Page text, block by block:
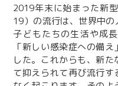
2019年末に始まった新
19）の流行は、世界中の
子どもたちの生活や成
「新しい感染症への備
した。これからも、新
て抑えられて再び流行